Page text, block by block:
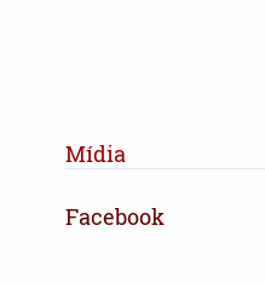
Mídia
Facebook